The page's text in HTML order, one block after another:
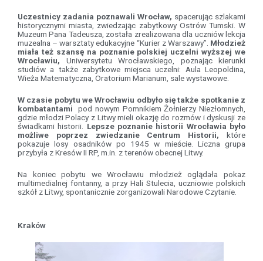
Uczestnicy zadania poznawali Wrocław, spacerując szlakami
historycznymi miasta, zwiedzając zabytkowy Ostrów Tumski. W
Muzeum Pana Tadeusza, została zrealizowana dla uczniów lekcja
muzealna – warsztaty edukacyjne “Kurier z Warszawy”. Młodzież
miała też szansę na poznanie polskiej uczelni wyższej we
Wrocławiu, Uniwersytetu Wrocławskiego, poznając kierunki
studiów a także zabytkowe miejsca uczelni: Aula Leopoldina,
Wieża Matematyczna, Oratorium Marianum, sale wystawowe.
W czasie pobytu we Wrocławiu odbyło się także spotkanie z
kombatantami
pod nowym Pomnikiem Żołnierzy Niezłomnych,
gdzie młodzi Polacy z Litwy mieli okazję do rozmów i dyskusji ze
świadkami historii. Lepsze poznanie historii Wrocławia było
możliwe poprzez zwiedzanie Centrum Historii, które
pokazuje losy osadników po 1945 w mieście. Liczna grupa
przybyła z Kresów II RP, m.in. z terenów obecnej Litwy.
Na koniec pobytu we Wrocławiu młodzież oglądała pokaz
multimedialnej fontanny, a przy Hali Stulecia, uczniowie polskich
szkół z Litwy, spontanicznie zorganizowali Narodowe Czytanie.
Kraków